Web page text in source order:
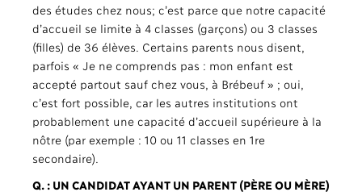
des études chez nous; c’est parce que notre capacité
d’accueil se limite à 4 classes (garçons) ou 3 classes
(filles) de 36 élèves. Certains parents nous disent,
parfois « Je ne comprends pas : mon enfant est
accepté partout sauf chez vous, à Brébeuf » ; oui,
c’est fort possible, car les autres institutions ont
probablement une capacité d’accueil supérieure à la
nôtre (par exemple : 10 ou 11 classes en 1re
secondaire).
Q. : UN CANDIDAT AYANT UN PARENT (PÈRE OU MÈRE)